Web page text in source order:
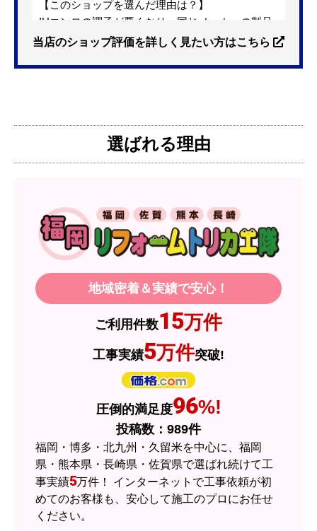
【このショップを選んだ理由は？】
IHコンロの調子が悪くなり、同じメーカーの製品
を探していました。ただ、3口から2口のものへ変
ろ、希望した製品が量販店よりかなり安い価格で
あったので購入いたしました。
【その他感想・コメント】
製品価格もですが、設置や保証なども充実してい
るので、今後も頼りになるショップの一つです。
2026年7月3日 19:01
欲しい商品をスムーズに注文できましたか？
ショップからの連絡や対応は適切でしたか？
予定の期日までに商品が届きましたか？
はい
商品の梱包は必要十分なものでしたか？
はい
またこのショップを利用したいですか？
当店のショップ評価を詳しく見たい方はこちら
選ばれる理由
地域密着＆実績で安心！
ご利用件数15万件
工事実績5万件突破!
圧倒的満足度96%!
投稿数： 989件
福岡・博多・北九州・久留米を中心に、福岡
県・熊本県・長崎県・佐賀県で選ばれ続けて工
事実績5万件！ インターネットで工事依頼が初
めてのお客様も、安心して施工のプロにお任せ
ください。